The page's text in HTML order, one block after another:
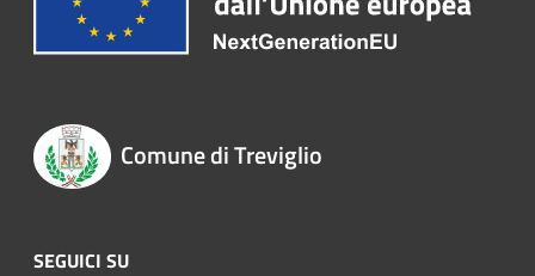
Comune di Treviglio
SEGUICI SU